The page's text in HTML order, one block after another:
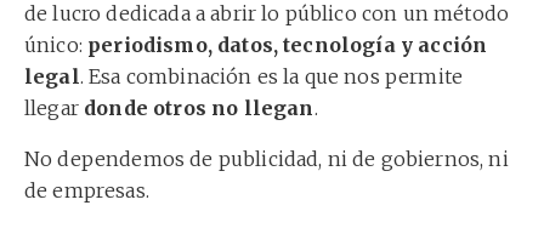
de lucro dedicada a abrir lo público con un método
único: periodismo, datos, tecnología y acción
legal. Esa combinación es la que nos permite
llegar donde otros no llegan.
No dependemos de publicidad, ni de gobiernos, ni
de empresas.